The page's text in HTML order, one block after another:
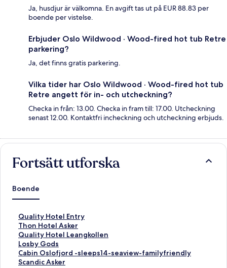
Ja, husdjur är välkomna. En avgift tas ut på EUR 88.83 per
boende per vistelse.
Erbjuder Oslo Wildwood · Wood-fired hot tub Retre
parkering?
Ja, det finns gratis parkering.
Vilka tider har Oslo Wildwood · Wood-fired hot tub
Retre angett för in- och utcheckning?
Checka in från: 13.00. Checka in fram till: 17.00. Utcheckning
senast 12.00. Kontaktfri incheckning och utcheckning erbjuds.
Fortsätt utforska
Boende
Quality Hotel Entry
L
ä
n
k
t
i
Thon Hotel Asker
L
ä
n
k
t
Quality Hotel Leangkollen
L
ä
n
k
Losby Gods
L
ä
n
Cabin Oslofjord -sleeps14-seaview-familyfriendly
L
ä
Scandic Asker
L